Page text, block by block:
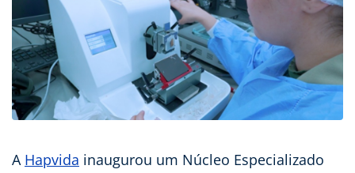
A Hapvida inaugurou um Núcleo Especializado